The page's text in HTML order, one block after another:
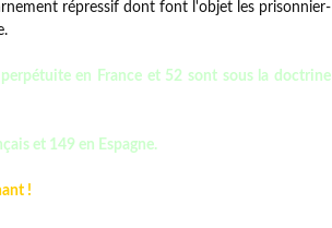
répressif dont font l'objet les prisonnier-
en France et 52 sont sous la doctrine
et 149 en Espagne.
!